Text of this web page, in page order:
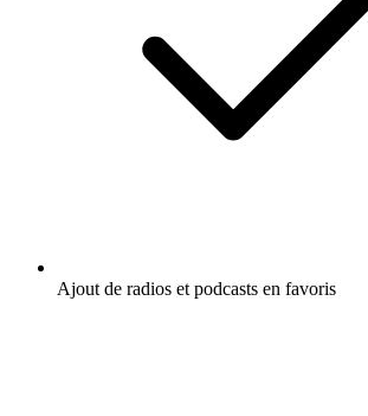
Ajout de radios et podcasts en favoris